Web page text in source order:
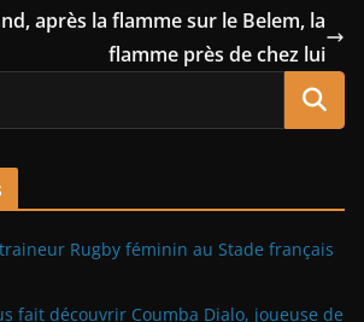
après la flamme sur le Belem, la
flamme près de chez lui
Rugby féminin au Stade français
fait découvrir Coumba Dialo, joueuse de